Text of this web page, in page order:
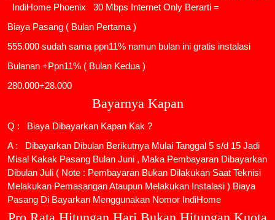
IndiHome Phoenix
30 Mbps Internet Only Berarti =
Biaya Pasang ( Bulan Pertama )
555.000 sudah sama ppn11% namun bulan ini gratis instalasi
Bulanan +Ppn11% ( Bulan Kedua )
280.000+28.000
Bayarnya Kapan
Q : Biaya Dibayarkan Kapan Kak ?
A : Dibayarkan Dibulan Berikutnya Mulai Tanggal 5 s/d 15 Jadi
Misal Kakak Pasang Bulan Juni , Maka Pembayaran Dibayarkan
Dibulan Juli ( Note : Pembayaran Bukan Dilakukan Saat Teknisi
Melakukan Pemasangan Ataupun Melakukan Instalasi ) Biaya
Pasang Di Bayarkan Menggunakan Nomor IndiHome